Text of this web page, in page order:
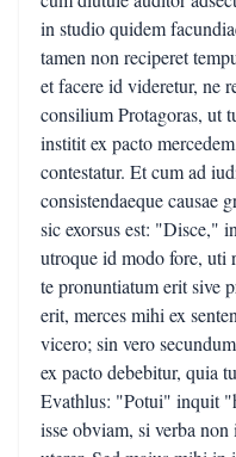
in studio quidem
tamen non reciperet
et facere id videretur, ne
consilium Protagoras, ut
institit ex pacto
contestatur. Et cum ad
consistendaeque causae
sic exorsus est: "Disce,"
utroque id modo fore, uti
te pronuntiatum erit sive
erit, merces mihi ex
vicero; sin vero
ex pacto debebitur, quia
Evathlus: "Potui" inquit
isse obviam, si verba